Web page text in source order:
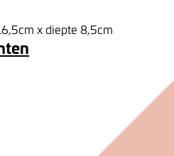
x diepte 8,5cm